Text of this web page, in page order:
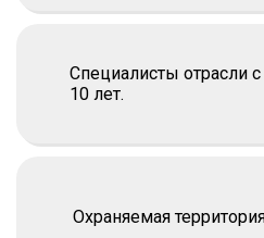
Специалисты отрасли
10 лет.
Охраняемая